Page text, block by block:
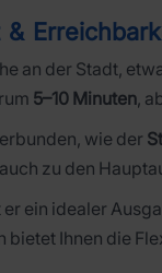
an der Stadt,
5–10 Minuten,
wie der
zu den
ein idealer
bietet Ihnen die